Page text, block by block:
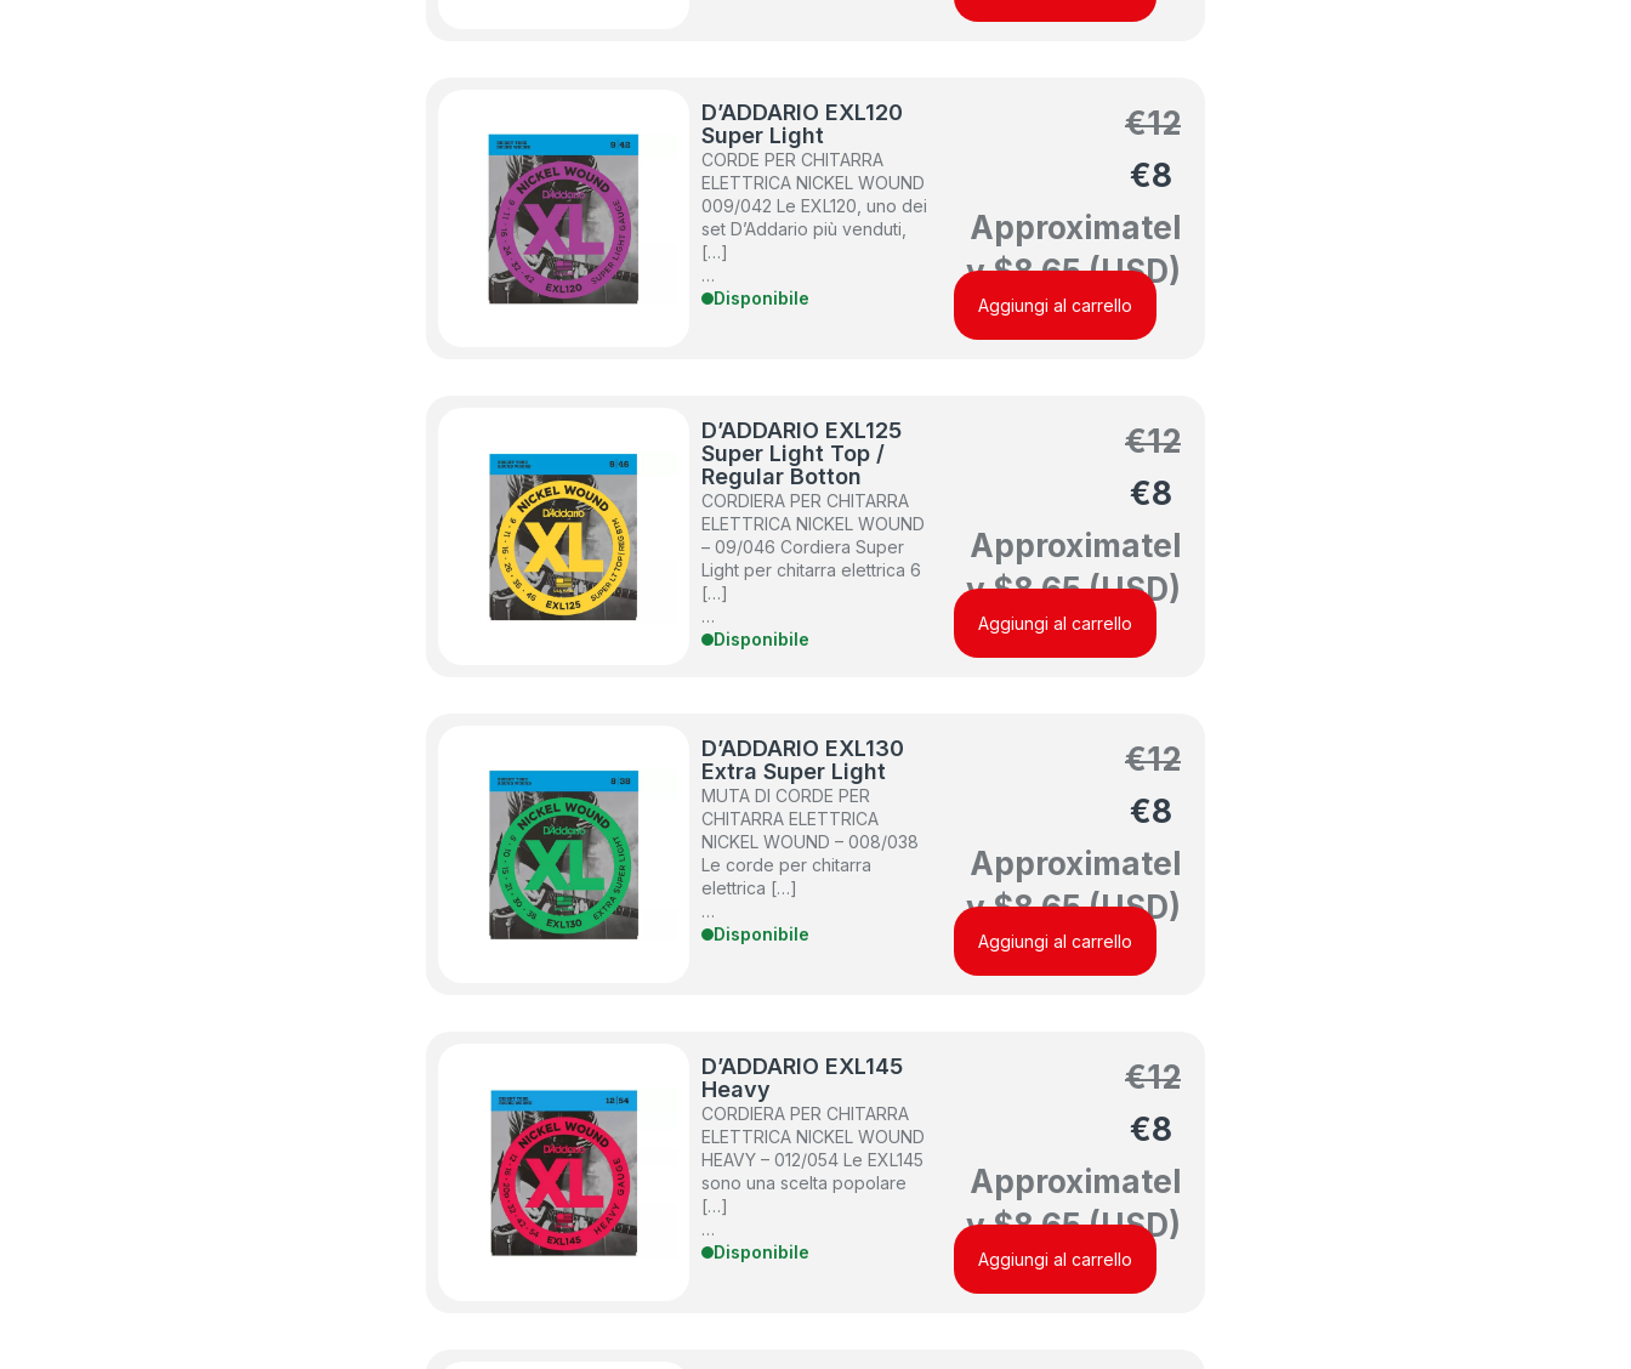
D’ADDARIO EXL120
Super Light
CORDE PER CHITARRA
ELETTRICA NICKEL WOUND
009/042 Le EXL120, uno dei
set D’Addario più venduti,
[…]
…
Disponibile
€12
€8
Approximatel
y$8.65(USD)
Aggiungi al carrello
D’ADDARIO EXL125
Super Light Top /
Regular Botton
CORDIERA PER CHITARRA
ELETTRICA NICKEL WOUND
– 09/046 Cordiera Super
Light per chitarra elettrica 6
[…]
…
Disponibile
€12
€8
Approximatel
y$8.65(USD)
Aggiungi al carrello
D’ADDARIO EXL130
Extra Super Light
MUTA DI CORDE PER
CHITARRA ELETTRICA
NICKEL WOUND – 008/038
Le corde per chitarra
elettrica […]
…
Disponibile
€12
€8
Approximatel
y$8.65(USD)
Aggiungi al carrello
D’ADDARIO EXL145
Heavy
CORDIERA PER CHITARRA
ELETTRICA NICKEL WOUND
HEAVY – 012/054 Le EXL145
sono una scelta popolare
[…]
…
Disponibile
€12
€8
Approximatel
y$8.65(USD)
Aggiungi al carrello